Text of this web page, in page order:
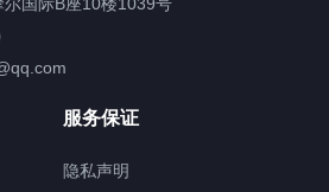
服务保证
隐私声明